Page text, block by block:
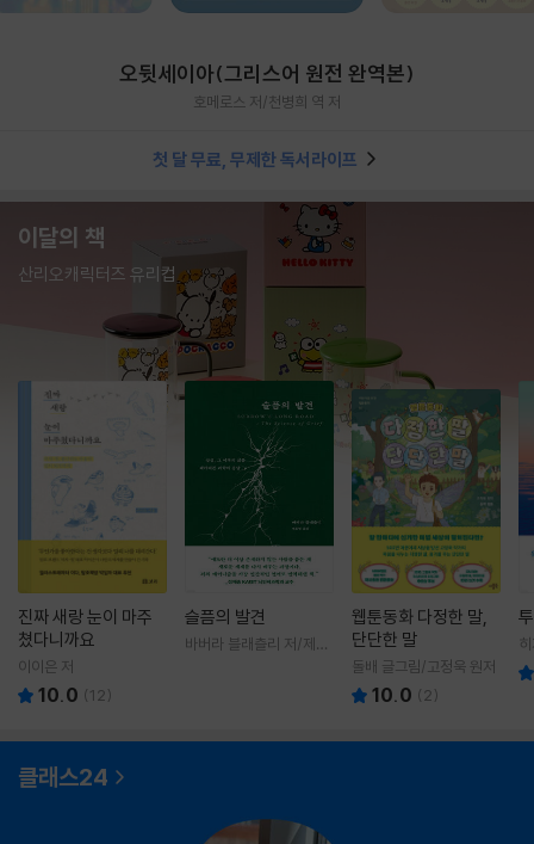
오뒷세이아(그리스어 원전 완역본)
호메로스 저/천병희 역 저
첫 달 무료, 무제한 독서라이프
이달의 책
산리오캐릭터즈 유리컵
진짜 새랑 눈이 마주
쳤다니까요
이이은 저
10.0 (12)
슬픔의 발견
바버라 블래츨리 저/제효
웹툰동화 다정한 말,
단단한 말
돌배 글그림/고정욱 원저
10.0 ( 2)
클래스24